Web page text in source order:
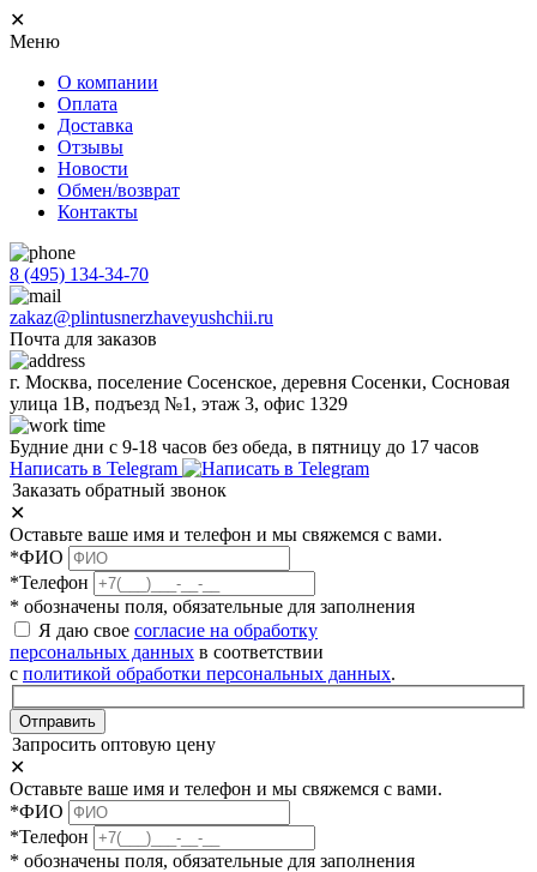
✕
Меню
О компании
Оплата
Доставка
Отзывы
Новости
Обмен/возврат
Контакты
8 (495) 134-34-70
zakaz@plintusnerzhaveyushchii.ru
Почта для заказов
г. Москва, поселение Сосенское, деревня Сосенки, Сосновая
улица 1В, подъезд №1, этаж 3, офис 1329
Будние дни с 9-18 часов без обеда, в пятницу до 17 часов
Написать в Telegram
Заказать обратный звонок
✕
Оставьте ваше имя и телефон и мы свяжемся с вами.
*ФИО
*Телефон
* обозначены поля, обязательные для заполнения
Я даю свое согласие на обработку
персональных данных в соответствии
с политикой обработки персональных данных.
Отправить
Запросить оптовую цену
✕
Оставьте ваше имя и телефон и мы свяжемся с вами.
*ФИО
*Телефон
* обозначены поля, обязательные для заполнения